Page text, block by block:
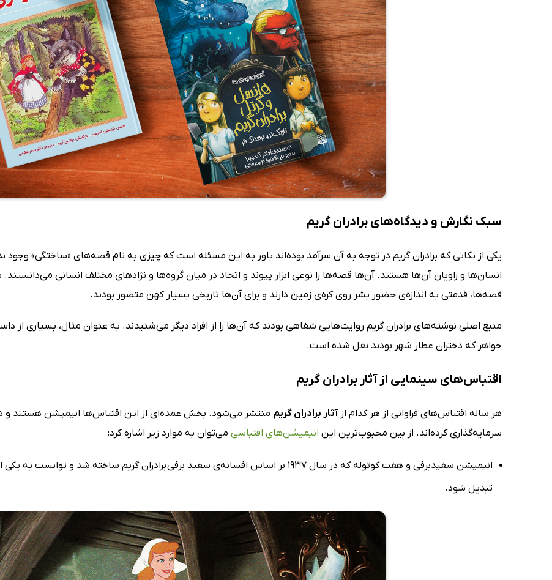
سبک نگارش و دیدگاه‌های برادران گریم
یکی از نکاتی که برادران گریم در توجه به آن سرآمد بوده‌اند باور به این مسئله است که چیزی به نام قصه‌های «ساختگی» وجود
انسان‌ها و راویان آن‌ها هستند. آن‌ها قصه‌ها را نوعی ابزار پیوند و اتحاد در میان گروه‌ها و نژادهای مختلف انسانی
قصه‌ها، قدمتی به اندازه‌ی حضور بشر روی کره‌ی زمین دارند و برای آن‌ها تاریخی بسیار کهن متصور بودند.
منبع اصلی نوشته‌های برادران گریم روایت‌هایی شفاهی بودند که آن‌ها را از افراد دیگر می‌شنیدند. به عنوان مثال، بسیاری از
خواهر که دختران عطار شهر بودند نقل شده است.
اقتباس‌های سینمایی از آثار برادران گریم
هر ساله اقتباس‌های فراوانی از هر کدام ازآثار برادران گریم منتشر می‌شود. بخش عمده‌ای از این اقتباس‌ها انیمیشن هستند و
سرمایه‌گذاری کرده‌اند. از بین محبوب‌ترین این انیمیشن‌های اقتباسی می‌توان به موارد زیر اشاره کرد:
تبدیل شود.